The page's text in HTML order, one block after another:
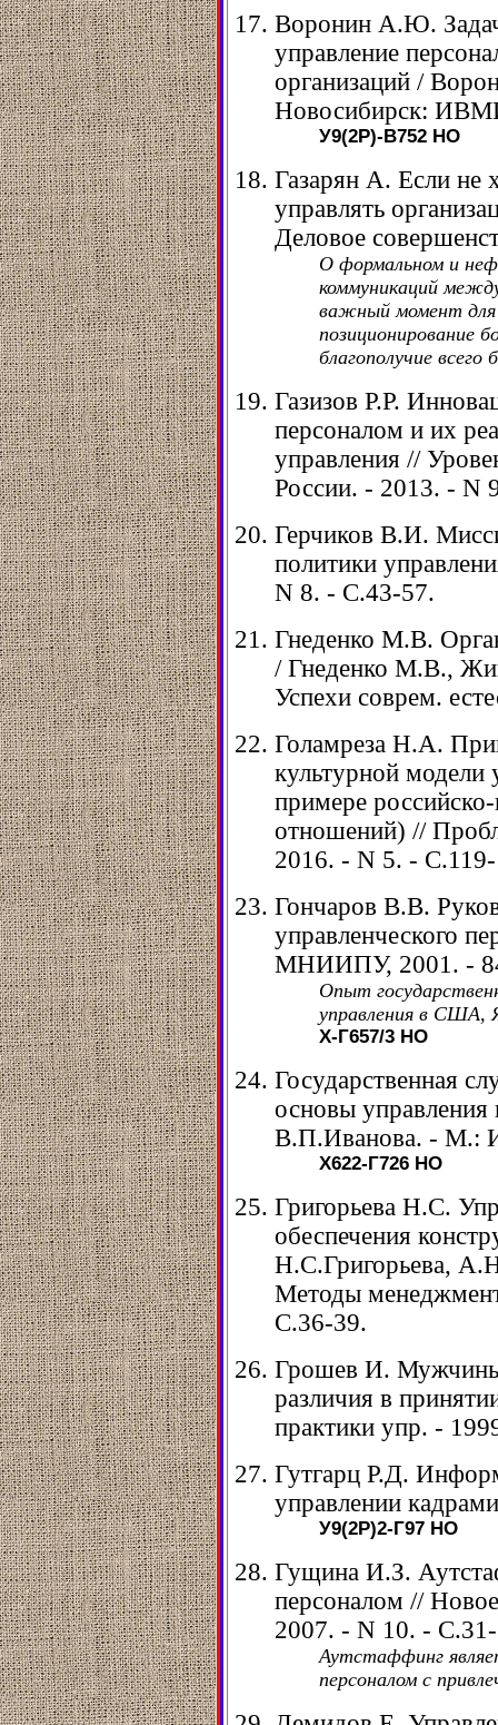
Воронин А.Ю.
управление
организаций /
Новосибирск:
У9(2Р)-В752 НО
Газарян А. Если не
управлять
Деловое
О формальном и
коммуникаций
важный момент для
позиционирование
благополучие всего
Газизов Р.Р.
персоналом и их
управления //
России. - 2013. - N
Герчиков В.И.
политики
N 8. - С.43-57.
Гнеденко М.В.
/ Гнеденко М.В.,
Успехи соврем.
Голамреза Н.А.
культурной модели
примере
отношений) //
2016. - N 5. -
Гончаров В.В.
управленческого
МНИИПУ, 2001. -
Опыт
управления в США,
Х-Г657/3 НО
Государственная
основы
В.П.Иванова. - М.:
Х622-Г726 НО
Григорьева Н.С.
обеспечения
Н.С.Григорьева,
Методы
С.36-39.
Грошев И.
различия в
практики упр. -
Гутгарц Р.Д.
управлении
У9(2Р)2-Г97 НО
Гущина И.З.
персоналом //
2007. - N 10. -
Аутстаффинг
персоналом с